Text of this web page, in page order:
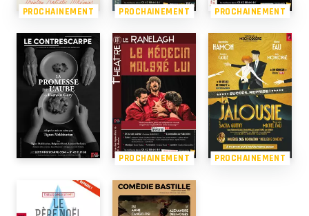
PROCHAINEMENT PROCHAINEMENT PROCHAINEMENT
PROCHAINEMENT PROCHAINEMENT